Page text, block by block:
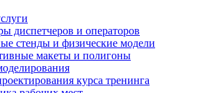
диспетчеров и операторов
стенды и физические модели
макеты и полигоны
курса тренинга